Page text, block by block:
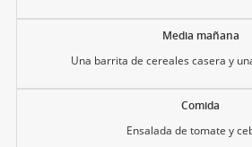
Media mañana
Una barrita de cereales casera y
Comida
Ensalada de tomate y